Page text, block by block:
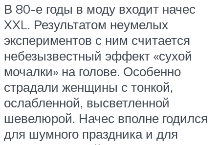
В 80-е годы в моду входит начес
XXL. Результатом неумелых
экспериментов с ним считается
небезызвестный эффект «сухой
мочалки» на голове. Особенно
страдали женщины с тонкой,
ослабленной, высветленной
шевелюрой. Начес вполне годился
для шумного праздника и для